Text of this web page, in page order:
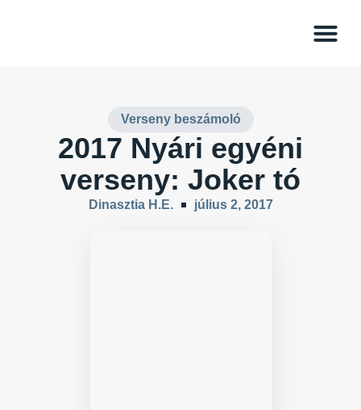
Verseny beszámoló
2017 Nyári egyéni
verseny: Joker tó
Dinasztia H.E. július 2, 2017